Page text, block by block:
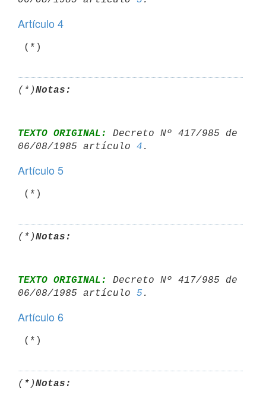
Artículo 4
(*)
(*)Notas:
TEXTO ORIGINAL:
Decreto Nº 417/985 de
06/08/1985 artículo 4
Artículo 5
(*)
(*)Notas:
TEXTO ORIGINAL:
Decreto Nº 417/985 de
06/08/1985 artículo 5
Artículo 6
(*)
(*)Notas: